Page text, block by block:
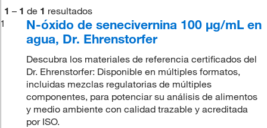
1 – 1 de 1 resultados
1
N-óxido de senecivernina 100 μg/mL en
agua, Dr. Ehrenstorfer
Descubra los materiales de referencia certificados del
Dr. Ehrenstorfer: Disponible en múltiples formatos,
incluidas mezclas regulatorias de múltiples
componentes, para potenciar su análisis de alimentos
y medio ambiente con calidad trazable y acreditada
por ISO.